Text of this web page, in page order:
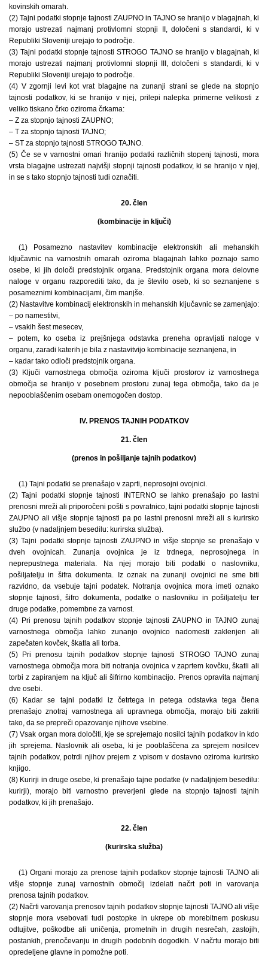
kovinskih omarah.
(2) Tajni podatki stopnje tajnosti ZAUPNO in TAJNO se hranijo v blagajnah, ki
morajo ustrezati najmanj protivlomni stopnji II, določeni s standardi, ki v
Republiki Sloveniji urejajo to področje.
(3) Tajni podatki stopnje tajnosti STROGO TAJNO se hranijo v blagajnah, ki
morajo ustrezati najmanj protivlomni stopnji III, določeni s standardi, ki v
Republiki Sloveniji urejajo to področje.
(4) V zgornji levi kot vrat blagajne na zunanji strani se glede na stopnjo
tajnosti podatkov, ki se hranijo v njej, prilepi nalepka primerne velikosti z
veliko tiskano črko oziroma črkama:
– Z za stopnjo tajnosti ZAUPNO;
– T za stopnjo tajnosti TAJNO;
– ST za stopnjo tajnosti STROGO TAJNO.
(5) Če se v varnostni omari hranijo podatki različnih stopenj tajnosti, mora
vrsta blagajne ustrezati najvišji stopnji tajnosti podatkov, ki se hranijo v njej,
in se s tako stopnjo tajnosti tudi označiti.
20. člen
(kombinacije in ključi)
(1) Posamezno nastavitev kombinacije elektronskih ali mehanskih
ključavnic na varnostnih omarah oziroma blagajnah lahko poznajo samo
osebe, ki jih določi predstojnik organa. Predstojnik organa mora delovne
naloge v organu razporediti tako, da je število oseb, ki so seznanjene s
posameznimi kombinacijami, čim manjše.
(2) Nastavitve kombinacij elektronskih in mehanskih ključavnic se zamenjajo:
– po namestitvi,
– vsakih šest mesecev,
– potem, ko oseba iz prejšnjega odstavka preneha opravljati naloge v
organu, zaradi katerih je bila z nastavitvijo kombinacije seznanjena, in
– kadar tako odloči predstojnik organa.
(3) Ključi varnostnega območja oziroma ključi prostorov iz varnostnega
območja se hranijo v posebnem prostoru zunaj tega območja, tako da je
nepooblaščenim osebam onemogočen dostop.
IV. PRENOS TAJNIH PODATKOV
21. člen
(prenos in pošiljanje tajnih podatkov)
(1) Tajni podatki se prenašajo v zaprti, neprosojni ovojnici.
(2) Tajni podatki stopnje tajnosti INTERNO se lahko prenašajo po lastni
prenosni mreži ali priporočeni pošti s povratnico, tajni podatki stopnje tajnosti
ZAUPNO ali višje stopnje tajnosti pa po lastni prenosni mreži ali s kurirsko
službo (v nadaljnjem besedilu: kurirska služba).
(3) Tajni podatki stopnje tajnosti ZAUPNO in višje stopnje se prenašajo v
dveh ovojnicah. Zunanja ovojnica je iz trdnega, neprosojnega in
neprepustnega materiala. Na njej morajo biti podatki o naslovniku,
pošiljatelju in šifra dokumenta. Iz oznak na zunanji ovojnici ne sme biti
razvidno, da vsebuje tajni podatek. Notranja ovojnica mora imeti oznako
stopnje tajnosti, šifro dokumenta, podatke o naslovniku in pošiljatelju ter
druge podatke, pomembne za varnost.
(4) Pri prenosu tajnih podatkov stopnje tajnosti ZAUPNO in TAJNO zunaj
varnostnega območja lahko zunanjo ovojnico nadomesti zaklenjen ali
zapečaten kovček, škatla ali torba.
(5) Pri prenosu tajnih podatkov stopnje tajnosti STROGO TAJNO zunaj
varnostnega območja mora biti notranja ovojnica v zaprtem kovčku, škatli ali
torbi z zapiranjem na ključ ali šifrirno kombinacijo. Prenos opravita najmanj
dve osebi.
(6) Kadar se tajni podatki iz četrtega in petega odstavka tega člena
prenašajo znotraj varnostnega ali upravnega območja, morajo biti zakriti
tako, da se prepreči opazovanje njihove vsebine.
(7) Vsak organ mora določiti, kje se sprejemajo nosilci tajnih podatkov in kdo
jih sprejema. Naslovnik ali oseba, ki je pooblaščena za sprejem nosilcev
tajnih podatkov, potrdi njihov prejem z vpisom v dostavno oziroma kurirsko
knjigo.
(8) Kurirji in druge osebe, ki prenašajo tajne podatke (v nadaljnjem besedilu:
kurirji), morajo biti varnostno preverjeni glede na stopnjo tajnosti tajnih
podatkov, ki jih prenašajo.
22. člen
(kurirska služba)
(1) Organi morajo za prenose tajnih podatkov stopnje tajnosti TAJNO ali
višje stopnje zunaj varnostnih območij izdelati načrt poti in varovanja
prenosa tajnih podatkov.
(2) Načrti varovanja prenosov tajnih podatkov stopnje tajnosti TAJNO ali višje
stopnje mora vsebovati tudi postopke in ukrepe ob morebitnem poskusu
odtujitve, poškodbe ali uničenja, prometnih in drugih nesrečah, zastojih,
postankih, prenočevanju in drugih podobnih dogodkih. V načrtu morajo biti
opredeljene glavne in pomožne poti.